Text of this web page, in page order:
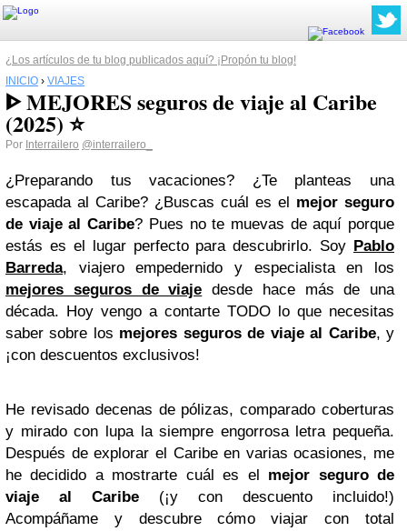
¿Los artículos de tu blog publicados aquí? ¡Propón tu blog!
INICIO › VIAJES
ᐈ MEJORES seguros de viaje al Caribe
(2025) ⭐️
Por Interrailero @interrailero_
¿Preparando tus vacaciones? ¿Te planteas una
escapada al Caribe? ¿Buscas cuál es el mejor seguro
de viaje al Caribe? Pues no te muevas de aquí porque
estás es el lugar perfecto para descubrirlo. Soy Pablo
Barreda, viajero empedernido y especialista en los
mejores seguros de viaje desde hace más de una
década. Hoy vengo a contarte TODO lo que necesitas
saber sobre los mejores seguros de viaje al Caribe, y
¡con descuentos exclusivos!
He revisado decenas de pólizas, comparado coberturas
y mirado con lupa la siempre engorrosa letra pequeña.
Después de explorar el Caribe en varias ocasiones, me
he decidido a mostrarte cuál es el mejor seguro de
viaje al Caribe (¡y con descuento incluido!)
Acompáñame y descubre cómo viajar con total